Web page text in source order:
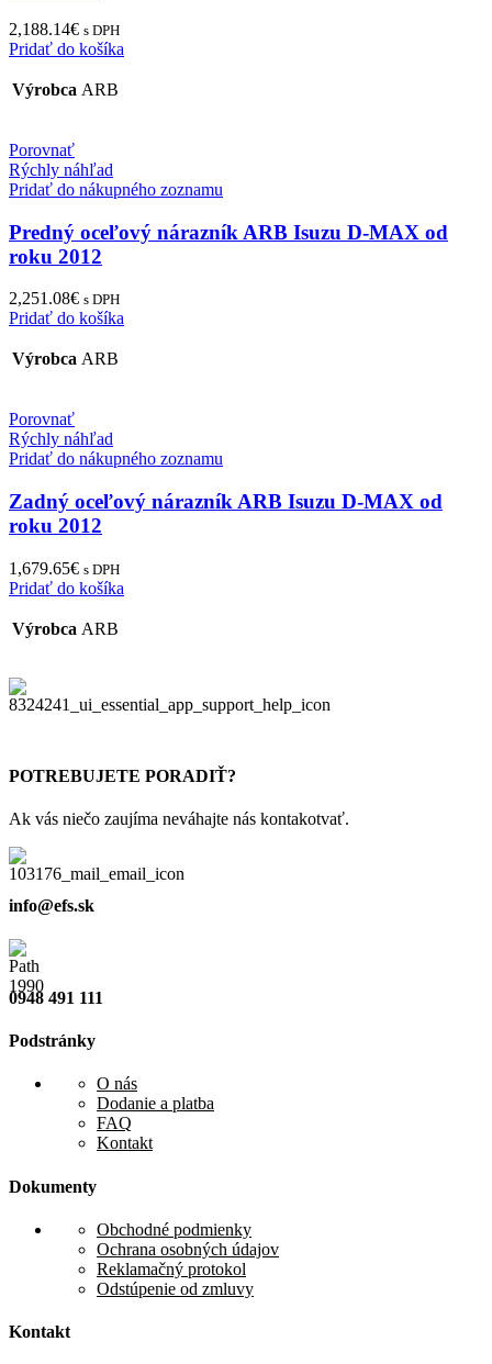
2,188.14€ s DPH
Pridať do košíka
Výrobca ARB
Porovnať
Rýchly náhľad
Pridať do nákupného zoznamu
Predný oceľový nárazník ARB Isuzu D-MAX od
roku 2012
2,251.08€ s DPH
Pridať do košíka
Výrobca ARB
Porovnať
Rýchly náhľad
Pridať do nákupného zoznamu
Zadný oceľový nárazník ARB Isuzu D-MAX od
roku 2012
1,679.65€ s DPH
Pridať do košíka
Výrobca ARB
POTREBUJETE PORADIŤ?
Ak vás niečo zaujíma neváhajte nás kontakotvať.
info@efs.sk
0948 491 111
Podstránky
O nás
Dodanie a platba
FAQ
Kontakt
Dokumenty
Obchodné podmienky
Ochrana osobných údajov
Reklamačný protokol
Odstúpenie od zmluvy
Kontakt